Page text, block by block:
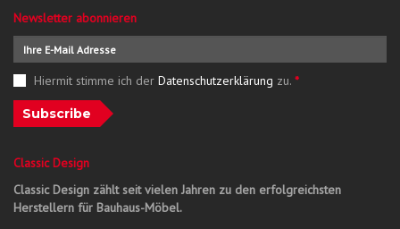
Newsletter abonnieren
Hiermit stimme ich der Datenschutzerklärung zu. *
Subscribe
Classic Design
Classic Design zählt seit vielen Jahren zu den erfolgreichsten
Herstellern für Bauhaus-Möbel.